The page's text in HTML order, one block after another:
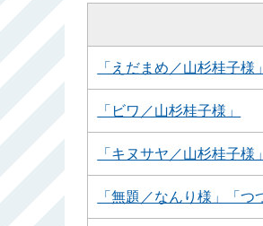
「えだまめ／山杉桂子様」
「ビワ／山杉桂子様」
「キヌサヤ／山杉桂子様」
「無題／なんり様」「つ